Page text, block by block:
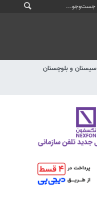
سیستان و بلوچستان